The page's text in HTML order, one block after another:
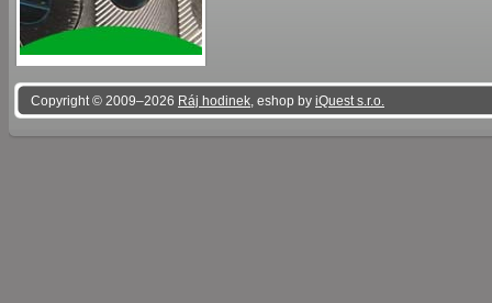
Copyright © 2009–2026 Ráj hodinek , eshop by iQuest s.r.o.